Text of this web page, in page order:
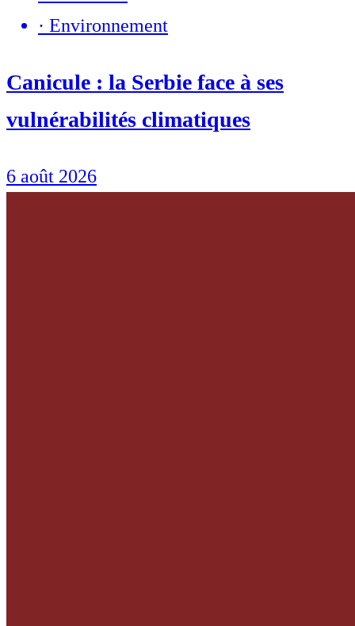
· Environnement
Canicule : la Serbie face à ses
vulnérabilités climatiques
6 août 2026